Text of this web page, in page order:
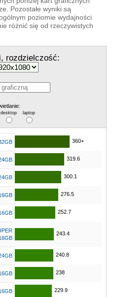
Pozostałe wyniki są
poziomie wydajności
różnić się od rzeczywistych
rozdzielczość:
desktop laptop
360+
319.6
300.1
276.5
252.7
243.4
240.8
238
229.9